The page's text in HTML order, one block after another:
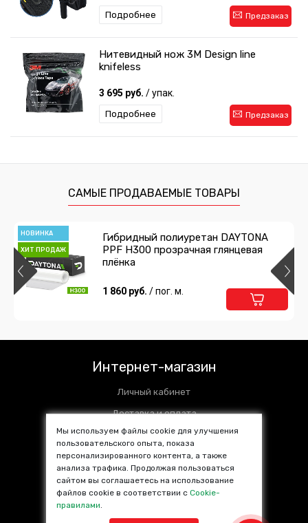
Предзаказ
Подробнее
Нитевидный нож 3M Design line
knifeless
3 695 руб. / упак.
Предзаказ
Подробнее
215 руб./ шт
САМЫЕ ПРОДАВАЕМЫЕ ТОВАРЫ
НОВИНКА
ХИТ ПРОДАЖ
Гибридный полиуретан DAYTONA
PPF H300 прозрачная глянцевая
плёнка
1 860 руб. / пог. м.
Интернет-магазин
Личный кабинет
Доставка и оплата
Установочные центры
Контакты
SALE %
Популярные товары
Мы используем файлы cookie для улучшения
пользовательского опыта, показа
персонализированного контента, а также
анализа трафика. Продолжая пользоваться
сайтом вы соглашаетесь на использование
файлов cookie в соответствии сCookie-
правилами.